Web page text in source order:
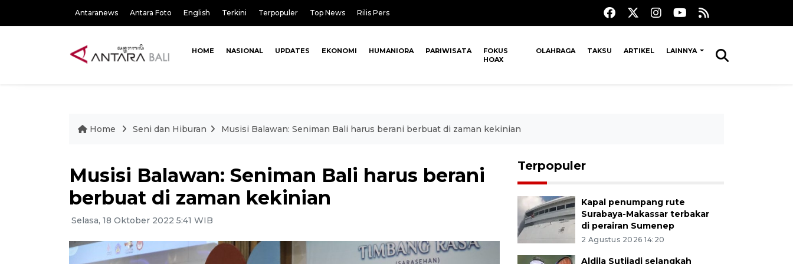
Antaranews Antara Foto English Terkini Terpopuler Top News Rilis Pers
HOME NASIONAL UPDATES EKONOMI HUMANIORA PARIWISATA
FOKUS
HOAX
OLAHRAGA TAKSU ARTIKEL LAINNYA
Home Seni dan Hiburan Musisi Balawan: Seniman Bali harus berani berbuat di zaman kekinian
Musisi Balawan: Seniman Bali harus berani
berbuat di zaman kekinian
Selasa, 18 Oktober 2022 5:41 WIB
Terpopuler
Kapal penumpang rute
Surabaya-Makassar terbakar
di perairan Sumenep
2 Agustus 2026 14:20
Aldila Sutjiadi selangkah